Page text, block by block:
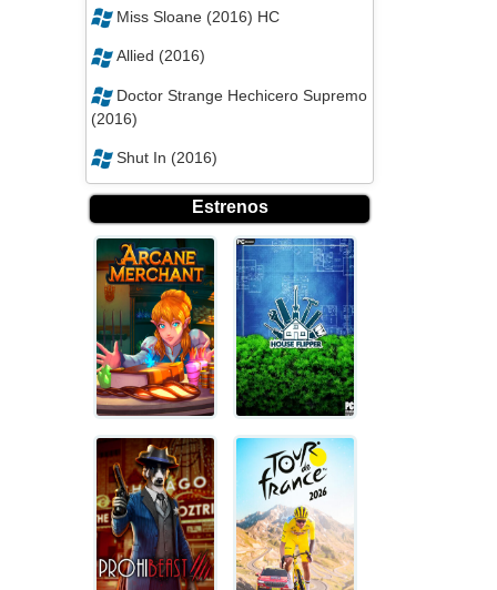
Miss Sloane (2016) HC
Allied (2016)
Doctor Strange Hechicero Supremo
(2016)
Shut In (2016)
Estrenos